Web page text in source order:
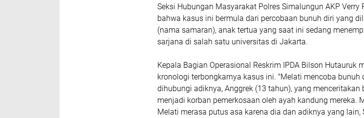
Seksi Hubungan Masyarakat Polres Simalungun AKP Verry
bahwa kasus ini bermula dari percobaan bunuh diri yang
(nama samaran), anak tertua yang saat ini sedang
sarjana di salah satu universitas di Jakarta.
Kepala Bagian Operasional Reskrim IPDA Bilson Hutauruk
kronologi terbongkarnya kasus ini. "Melati mencoba bunuh
dihubungi adiknya, Anggrek (13 tahun), yang menceritakan
menjadi korban pemerkosaan oleh ayah kandung mereka.
Melati merasa putus asa karena dia dan adiknya yang lain,